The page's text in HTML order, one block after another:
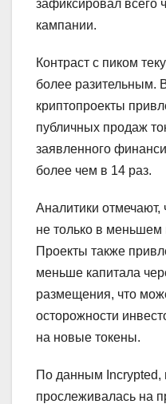
зафиксировал всего
кампании.
Контраст с пиком
более разительным.
криптопроекты
публичных продаж
заявленного
более чем в 14 раз.
Аналитики отмечают,
не только в меньшем
Проекты также
меньше капитала
размещения, что
осторожности
на новые токены.
По данным Incrypted,
прослеживалась на